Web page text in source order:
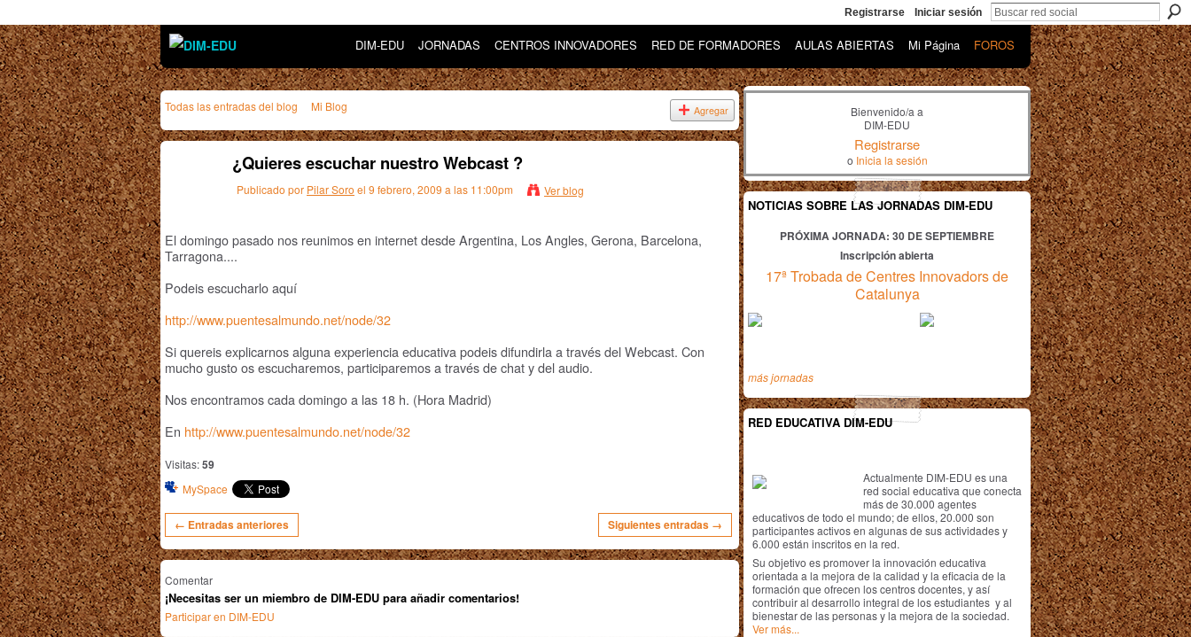
Registrarse Iniciar sesión
DIM-EDU JORNADAS CENTROS INNOVADORES RED DE FORMADORES AULAS ABIERTAS Mi Página FOROS
Todas las entradas del blog Mi Blog Agregar
¿Quieres escuchar nuestro Webcast ?
Publicado por Pilar Soro el 9 febrero, 2009 a las 11:00pm Ver blog
El domingo pasado nos reunimos en internet desde Argentina, Los Angles, Gerona, Barcelona,
Tarragona....
Podeis escucharlo aquí
http://www.puentesalmundo.net/node/32
Si quereis explicarnos alguna experiencia educativa podeis difundirla a través del Webcast. Con
mucho gusto os escucharemos, participaremos a través de chat y del audio.
Nos encontramos cada domingo a las 18 h. (Hora Madrid)
En http://www.puentesalmundo.net/node/32
Visitas:59
MySpace
← Entradas anteriores Siguientes entradas →
Comentar
¡Necesitas ser un miembro de DIM-EDU para añadir comentarios!
Participar en DIM-EDU
Bienvenido/a a
DIM-EDU
Registrarse
o Inicia la sesión
NOTICIAS SOBRE LAS JORNADAS DIM-EDU
PRÓXIMA JORNADA: 30 DE SEPTIEMBRE
Inscripción abierta
17ª Trobada de Centres Innovadors de
Catalunya
más jornadas
RED EDUCATIVA DIM-EDU
Actualmente DIM-EDU es una
red social educativa que conecta
más de 30.000 agentes
educativos de todo el mundo; de ellos, 20.000 son
participantes activos en algunas de sus actividades y
6.000 están inscritos en la red.
Su objetivo es promover la innovación educativa
orientada a la mejora de la calidad y la eficacia de la
formación que ofrecen los centros docentes, y así
contribuir al desarrollo integral de los estudiantes y al
bienestar de las personas y la mejora de la sociedad.
Ver más...